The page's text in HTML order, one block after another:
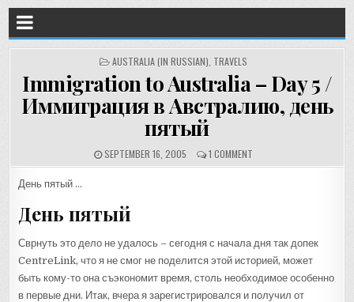
POSTED
IN
AUSTRALIA (IN RUSSIAN) TRAVELS
Immigration to Australia – Day 5 /
Иммиграция в Австралию, день
пятый
SEPTEMBER 16, 2005 1 COMMENT
День пятый …
День пятый
Сврнуть это дело не удалось – сегодня с начала дня так допек
CentreLink, что я не смог не поделится этой историей, может
быть кому-то она съэкономит время, столь необходимое особенно
в первые дни. Итак, вчера я зарегистрировался и получил от